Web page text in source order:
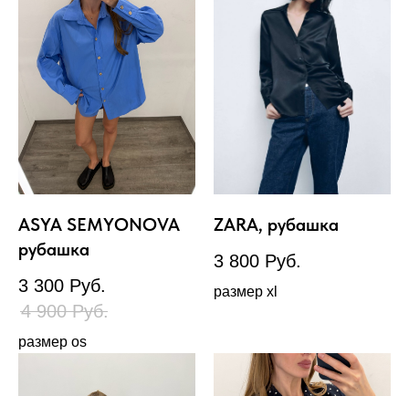
ASYA SEMYONOVA
рубашка
3 300 Руб.
4 900 Руб.
размер os
ZARA, рубашка
3 800 Руб.
размер xl